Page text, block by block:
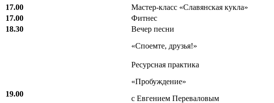
17.00 Мастер-класс «Славянская кукла»
17.00
Фитнес
18.30
Вечер песни
«Споемте, друзья!»
19.00
Ресурсная практика
«Пробуждение»
с Евгением Переваловым